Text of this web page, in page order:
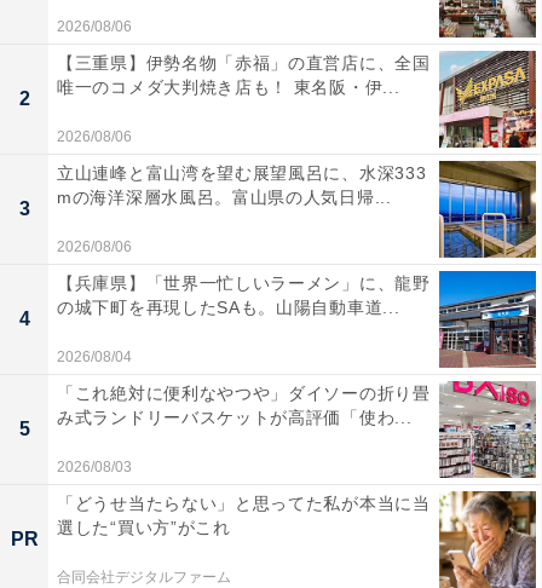
2026/08/06
2
【三重県】伊勢名物「赤福」の直営店に、全国
唯一のコメダ大判焼き店も！ 東名阪・伊...
2026/08/06
3
立山連峰と富山湾を望む展望風呂に、水深333
mの海洋深層水風呂。富山県の人気日帰...
2026/08/06
4
【兵庫県】「世界一忙しいラーメン」に、龍野
の城下町を再現したSAも。山陽自動車道...
2026/08/04
5
「これ絶対に便利なやつや」ダイソーの折り畳
み式ランドリーバスケットが高評価「使わ...
2026/08/03
PR
「どうせ当たらない」と思ってた私が本当に当
選した“買い方”がこれ
合同会社デジタルファーム